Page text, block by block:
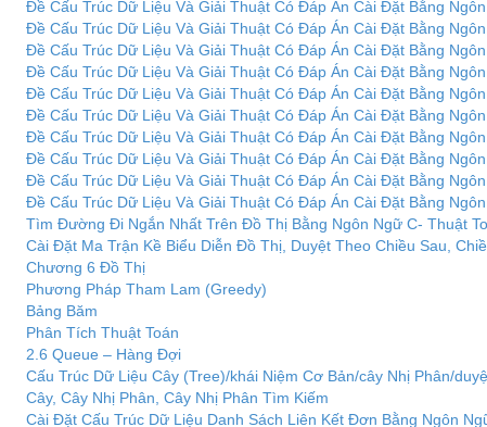
Đề Cấu Trúc Dữ Liệu Và Giải Thuật Có Đáp Án Cài Đặt Bằng
Đề Cấu Trúc Dữ Liệu Và Giải Thuật Có Đáp Án Cài Đặt Bằng
Đề Cấu Trúc Dữ Liệu Và Giải Thuật Có Đáp Án Cài Đặt Bằng
Đề Cấu Trúc Dữ Liệu Và Giải Thuật Có Đáp Án Cài Đặt Bằng
Đề Cấu Trúc Dữ Liệu Và Giải Thuật Có Đáp Án Cài Đặt Bằng
Đề Cấu Trúc Dữ Liệu Và Giải Thuật Có Đáp Án Cài Đặt Bằng
Đề Cấu Trúc Dữ Liệu Và Giải Thuật Có Đáp Án Cài Đặt Bằng
Đề Cấu Trúc Dữ Liệu Và Giải Thuật Có Đáp Án Cài Đặt Bằng
Đề Cấu Trúc Dữ Liệu Và Giải Thuật Có Đáp Án Cài Đặt Bằng
Đề Cấu Trúc Dữ Liệu Và Giải Thuật Có Đáp Án Cài Đặt Bằng
Tìm Đường Đi Ngắn Nhất Trên Đồ Thị Bằng Ngôn Ngữ C- Thuật
Cài Đặt Ma Trận Kề Biểu Diễn Đồ Thị, Duyệt Theo Chiều Sau,
Chương 6 Đồ Thị
Phương Pháp Tham Lam (Greedy)
Bảng Băm
Phân Tích Thuật Toán
2.6 Queue – Hàng Đợi
Cấu Trúc Dữ Liệu Cây (Tree)/khái Niệm Cơ Bản/cây Nhị Phân/
Cây, Cây Nhị Phân, Cây Nhị Phân Tìm Kiếm
Cài Đặt Cấu Trúc Dữ Liệu Danh Sách Liên Kết Đơn Bằng Ngôn